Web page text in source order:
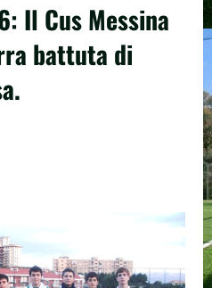
Il Cus Messina
battuta di